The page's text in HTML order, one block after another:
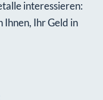
interessieren:
Ihr Geld in